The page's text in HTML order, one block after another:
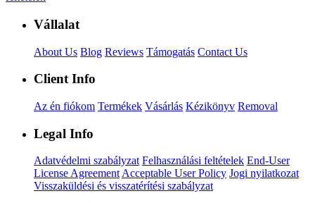
Vállalat
About Us Blog Reviews Támogatás Contact Us
Client Info
Az én fiókom Termékek Vásárlás Kézikönyv Removal
Legal Info
Adatvédelmi szabályzat Felhasználási feltételek End-User
License AgreementAcceptable User Policy Jogi nyilatkozat
Visszaküldési és visszatérítési szabályzat